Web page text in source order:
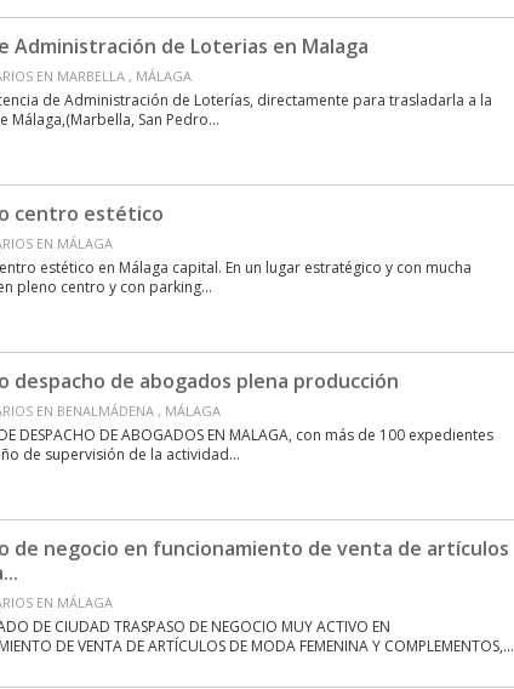
Administración de Loterias en Malaga
EN MARBELLA , MÁLAGA
de Administración de Loterías, directamente para trasladarla a la
Málaga,(Marbella, San Pedro...
centro estético
EN MÁLAGA
estético en Málaga capital. En un lugar estratégico y con mucha
pleno centro y con parking...
despacho de abogados plena producción
EN BENALMÁDENA , MÁLAGA
DESPACHO DE ABOGADOS EN MALAGA, con más de 100 expedientes
de supervisión de la actividad...
de negocio en funcionamiento de venta de artículos
EN MÁLAGA
DE CIUDAD TRASPASO DE NEGOCIO MUY ACTIVO EN
DE VENTA DE ARTÍCULOS DE MODA FEMENINA Y COMPLEMENTOS,...